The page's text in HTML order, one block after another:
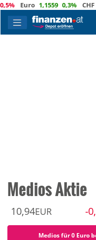
Euro 1,1559 0,3% CHF
Medios Aktie
10,94EUR -
Medios für 0 Euro